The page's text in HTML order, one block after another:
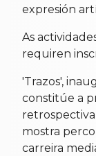
expresión
As
requiren
'Trazos',
constitúe a
mostra
carreira